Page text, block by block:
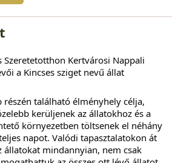
Szeretetotthon Kertvárosi Nappali
a Kincses sziget nevű állat
részén található élményhely célja,
kerüljenek az állatokhoz és a
környezetben töltsenek el néhány
napot. Valódi tapasztalatokon át
állatokat mindannyian, nem csak